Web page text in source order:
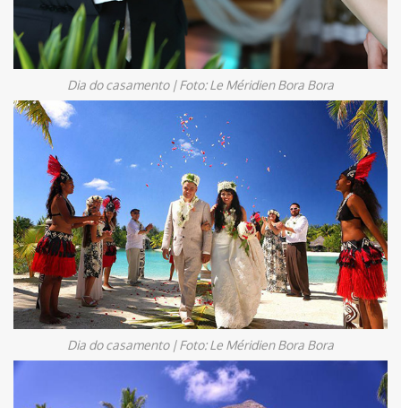
Dia do casamento | Foto: Le Méridien Bora Bora
Dia do casamento | Foto: Le Méridien Bora Bora